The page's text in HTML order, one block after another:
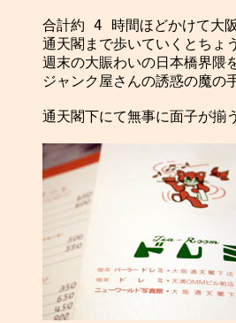
合計約 4 時間ほどかけて大阪
通天閣まで歩いていくとちょ
週末の大賑わいの日本橋界隈
ジャンク屋さんの誘惑の魔の
通天閣下にて無事に面子が揃う